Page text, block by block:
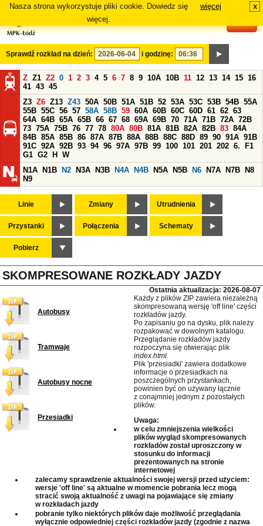
Nasza strona wykorzystuje pliki cookie. Dowiedz się
więcej.
więcej x
Sprawdź rozkład na dzień: i godzinę:
Z Z1 Z2 0 1 2 3 4 5 6 7 8 9 10A 10B 11 12 13 14 15 16
41 43 45
Z3 Z6 Z13 Z43 50A 50B 51A 51B 52 53A 53C 53B 54B 55A
55B 55C 56 57 58A 58B 59 60A 60B 60C 60D 61 62 63
64A 64B 65A 65B 66 67 68 69A 69B 70 71A 71B 72A 72B
73 75A 75B 76 77 78 80A 80B 81A 81B 82A 82B 83 84A
84B 85A 85B 86 87A 87B 88A 88B 88C 88D 89 90 91A 91B
91C 92A 92B 93 94 96 97A 97B 99 100 101 201 202 6.
F1
G1 G2 H
W
N1A
N1B N2 N3A N3B N4A N4B N5A N5B N6 N7A N7B
N8
N9
Linie Zmiany Utrudnienia
Przystanki Połączenia Schematy
Pobierz
SKOMPRESOWANE ROZKŁADY JAZDY
Ostatnia aktualizacja: 2026-08-07
Autobusy
Tramwaje
Autobusy nocne
Przesiadki
Każdy z plików ZIP zawiera niezależną
skompresowaną wersję 'off line' części
rozkładów jazdy.
Po zapisaniu go na dysku, plik należy
rozpakować w dowolnym katalogu.
Przeglądanie rozkładów jazdy
rozpoczyna się otwierając plik
index.html.
Plik 'przesiadki' zawiera dodatkowe
informacje o przesiadkach na
poszczególnych przystankach,
powinien być on używany łącznie
z conajmniej jednym z pozostałych
plików.
Uwaga:
w celu zmniejszenia wielkości
plików wygląd skompresowanych
rozkładów został uproszczony w
stosunku do informacji
prezentowanych na stronie
internetowej
zalecamy sprawdzenie aktualności swojej wersji przed użyciem:
wersje 'off line' są aktualne w momencie pobrania lecz mogą
stracić swoją aktualność z uwagi na pojawiające się zmiany
w rozkładach jazdy
pobranie tylko niektórych plików daje możliwość przeglądania
wyłącznie odpowiedniej części rozkładów jazdy (zgodnie z nazwa